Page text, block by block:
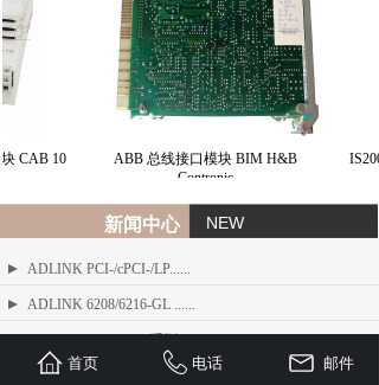
CAB 10
ABB 总线接口模块 BIM H&B
Contronic
新闻中心 NEW
ADLINK PCI-/cPCI-/LP......
ADLINK 6208/6216-GL ......
ADLINK Angelo RTV 系列......
首页 电话 邮件